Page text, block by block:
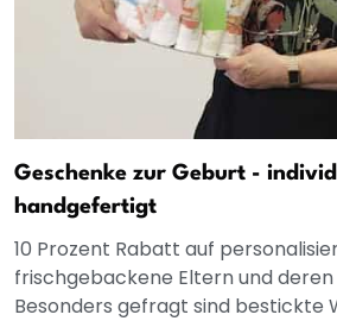
Geschenke zur Geburt -
handgefertigt
10 Prozent Rabatt auf
frischgebackene Eltern und deren
Besonders gefragt sind bestickte